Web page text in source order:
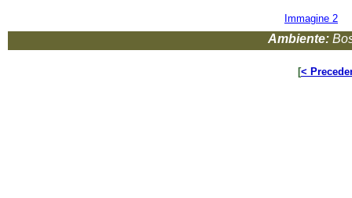
Immagine 2
Ambiente:
[<